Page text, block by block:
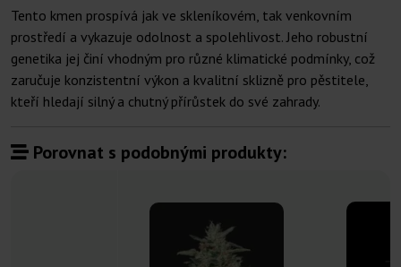
Tento kmen prospívá jak ve skleníkovém, tak venkovním
prostředí a vykazuje odolnost a spolehlivost. Jeho robustní
genetika jej činí vhodným pro různé klimatické podmínky, což
zaručuje konzistentní výkon a kvalitní sklizně pro pěstitele,
kteří hledají silný a chutný přírůstek do své zahrady.
Porovnat s podobnými produkty: